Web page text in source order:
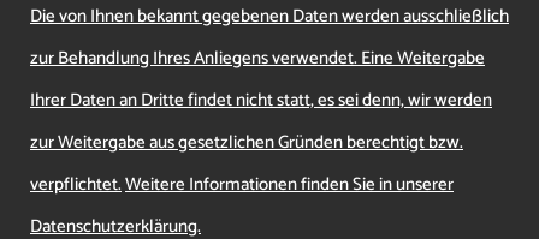
Die von Ihnen bekannt gegebenen Daten werden ausschließlich
zur Behandlung Ihres Anliegens verwendet. Eine Weitergabe
Ihrer Daten an Dritte findet nicht statt, es sei denn, wir werden
zur Weitergabe aus gesetzlichen Gründen berechtigt bzw.
verpflichtet.Weitere Informationen finden Sie in unserer
Datenschutzerklärung.